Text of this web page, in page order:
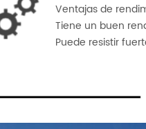
Ventajas de
Tiene un buen
Puede resistir